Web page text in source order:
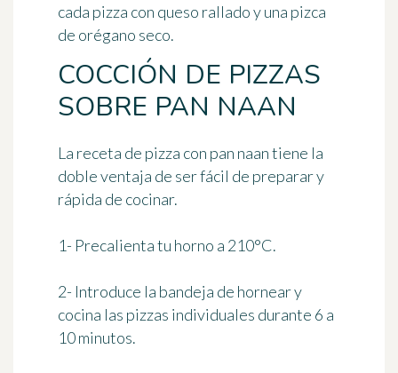
cada pizza con queso rallado y una pizca
de orégano seco.
COCCIÓN DE PIZZAS
SOBRE PAN NAAN
La receta de pizza con pan naan tiene la
doble ventaja de ser fácil de preparar y
rápida de cocinar.
1- Precalienta tu horno a 210°C.
2- Introduce la bandeja de hornear y
cocina las pizzas individuales durante 6 a
10 minutos.